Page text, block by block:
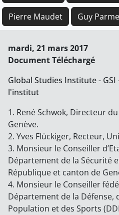
Pierre Maudet Guy
mardi, 21 mars 2017
Document Téléchargé
Global Studies Institute -
l'institut
1. René Schwok, Directeur
Genève.
2. Yves Flückiger, Recteur,
3. Monsieur le Conseiller
Département de la Sécurité
République et canton de
4. Monsieur le Conseiller
Département de la Défense,
Population et des Sports